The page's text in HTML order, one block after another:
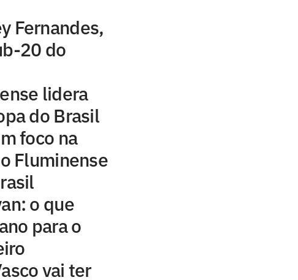
Fernandes,
20 do
lidera
do Brasil
foco na
Fluminense
o que
para o
vai ter